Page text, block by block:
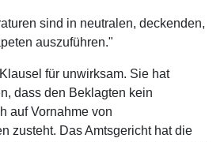
sind in neutralen, deckenden,
auszuführen."
für unwirksam. Sie hat
dass den Beklagten kein
auf Vornahme von
zusteht. Das Amtsgericht hat die